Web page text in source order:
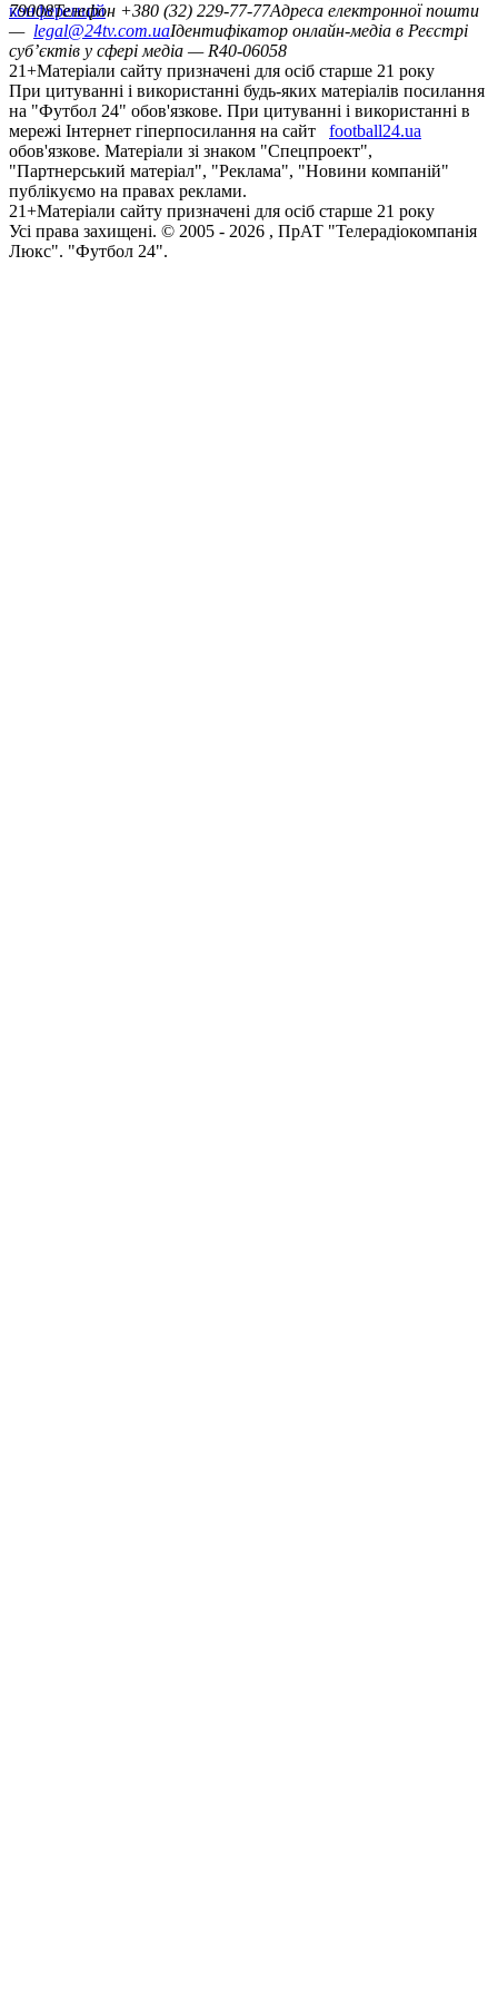
конференцій
79008Телефон +380 (32) 229-77-77Адреса електронної пошти
— legal@24tv.com.uaІдентифікатор онлайн-медіа в Реєстрі
суб’єктів у сфері медіа — R40-06058
21+Матеріали сайту призначені для осіб старше 21 року
При цитуванні і використанні будь-яких матеріалів посилання
на "Футбол 24" обов'язкове. При цитуванні і використанні в
мережі Інтернет гіперпосилання на сайт
football24.ua
обов'язкове. Матеріали зі знаком "Спецпроект",
"Партнерський матеріал", "Реклама", "Новини компаній"
публікуємо на правах реклами.
21+Матеріали сайту призначені для осіб старше 21 року
Усi права захищенi. © 2005 - 2026 , ПрАТ "Телерадіокомпанія
Люкс". "Футбол 24".